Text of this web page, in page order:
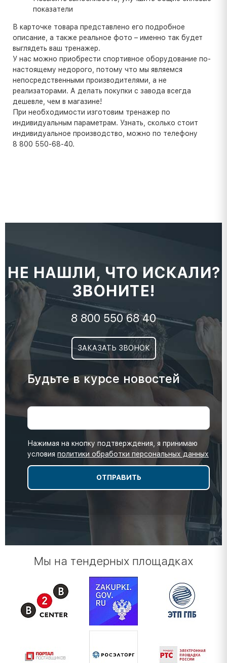
показатели
В карточке товара представлено его подробное
описание, а также реальное фото – именно так будет
выглядеть ваш тренажер.
У нас можно приобрести спортивное оборудование по-
настоящему недорого, потому что мы являемся
непосредственными производителями, а не
реализаторами. А делать покупки с завода всегда
дешевле, чем в магазине!
При необходимости изготовим тренажер по
индивидуальным параметрам. Узнать, сколько стоит
индивидуальное производство, можно по телефону
8 800 550-68-40.
НЕ НАШЛИ, ЧТО ИСКАЛИ?
ЗВОНИТЕ!
8 800 550 68 40
ЗАКАЗАТЬ ЗВОНОК
Будьте в курсе новостей
Нажимая на кнопку подтверждения, я принимаю
условия политики обработки персональных данных
Мы на тендерных площадках